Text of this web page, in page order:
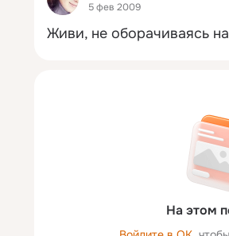
5 фев 2009
Живи, не оборачиваясь
На этом